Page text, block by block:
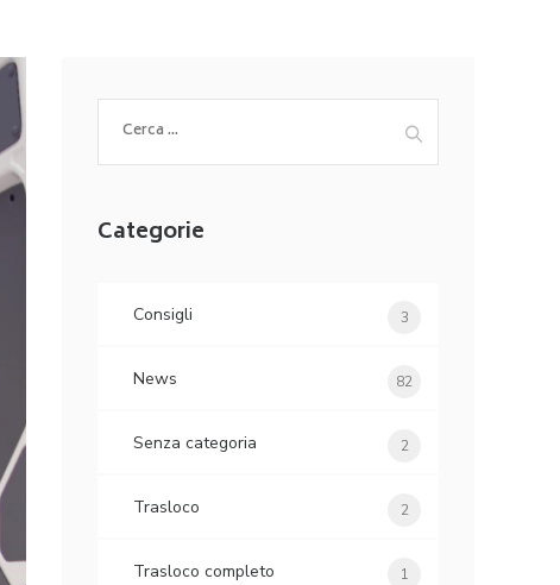
per:
Categorie
Consigli 3
News 82
Senza categoria 2
Trasloco 2
Trasloco completo 1